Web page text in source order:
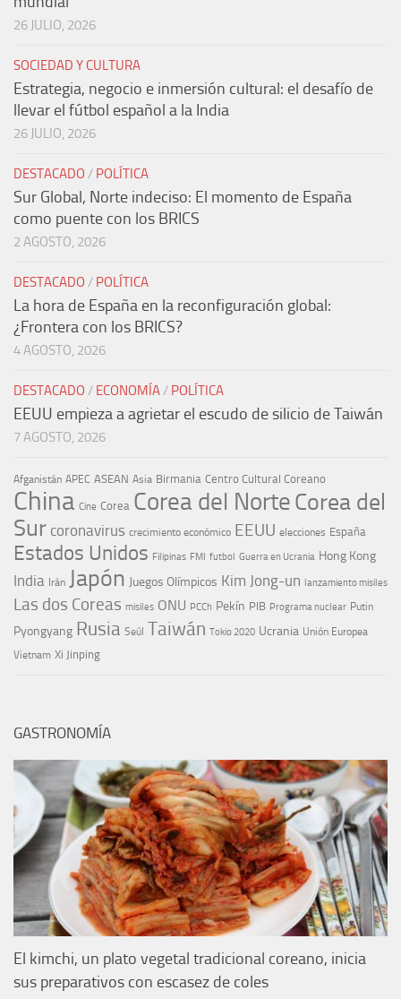
26 JULIO, 2026
SOCIEDAD Y CULTURA
Estrategia, negocio e inmersión cultural: el desafío de
llevar el fútbol español a la India
26 JULIO, 2026
DESTACADO / POLÍTICA
Sur Global, Norte indeciso: El momento de España
como puente con los BRICS
2 AGOSTO, 2026
DESTACADO / POLÍTICA
La hora de España en la reconfiguración global:
¿Frontera con los BRICS?
4 AGOSTO, 2026
DESTACADO / ECONOMÍA/ POLÍTICA
EEUU empieza a agrietar el escudo de silicio de Taiwán
7 AGOSTO, 2026
Afganistán APEC ASEAN Asia Birmania Centro Cultural Coreano
China Cine Corea Corea del NorteCorea del
Sur coronavirus crecimiento económico EEUU elecciones España
Estados Unidos Filipinas FMI futbol Guerra en Ucrania Hong Kong
India Irán Japón Juegos Olímpicos Kim Jong-un lanzamiento misiles
Las dos Coreas misiles ONU PCCh Pekín PIB Programa nuclear Putin
Pyongyang Rusia Seúl Taiwán Tokio 2020 Ucrania Unión Europea
Vietnam Xi Jinping
GASTRONOMÍA
El kimchi, un plato vegetal tradicional coreano, inicia
sus preparativos con escasez de coles